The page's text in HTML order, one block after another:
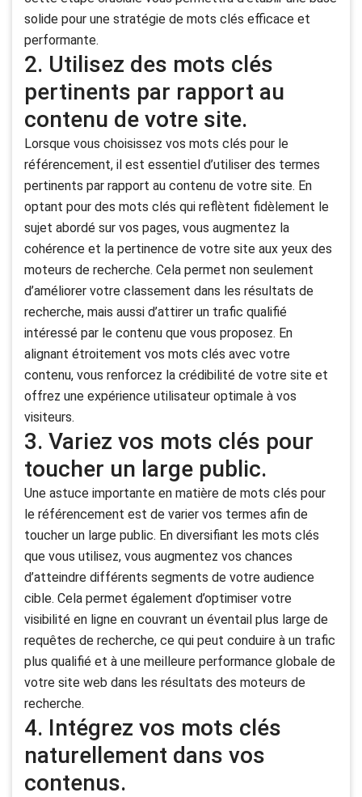
solide pour une stratégie de mots clés efficace et
performante.
2. Utilisez des mots clés
pertinents par rapport au
contenu de votre site.
Lorsque vous choisissez vos mots clés pour le
référencement, il est essentiel d’utiliser des termes
pertinents par rapport au contenu de votre site. En
optant pour des mots clés qui reflètent fidèlement le
sujet abordé sur vos pages, vous augmentez la
cohérence et la pertinence de votre site aux yeux des
moteurs de recherche. Cela permet non seulement
d’améliorer votre classement dans les résultats de
recherche, mais aussi d’attirer un trafic qualifié
intéressé par le contenu que vous proposez. En
alignant étroitement vos mots clés avec votre
contenu, vous renforcez la crédibilité de votre site et
offrez une expérience utilisateur optimale à vos
visiteurs.
3. Variez vos mots clés pour
toucher un large public.
Une astuce importante en matière de mots clés pour
le référencement est de varier vos termes afin de
toucher un large public. En diversifiant les mots clés
que vous utilisez, vous augmentez vos chances
d’atteindre différents segments de votre audience
cible. Cela permet également d’optimiser votre
visibilité en ligne en couvrant un éventail plus large de
requêtes de recherche, ce qui peut conduire à un trafic
plus qualifié et à une meilleure performance globale de
votre site web dans les résultats des moteurs de
recherche.
4. Intégrez vos mots clés
naturellement dans vos
contenus.